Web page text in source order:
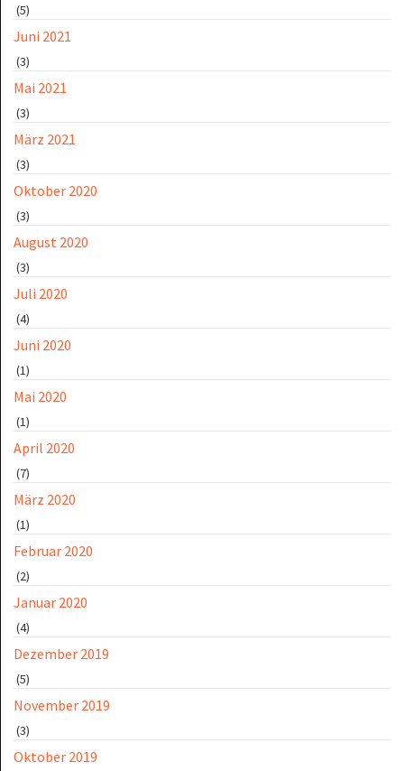
(5)
Juni 2021
(3)
Mai 2021
(3)
März 2021
(3)
Oktober 2020
(3)
August 2020
(3)
Juli 2020
(4)
Juni 2020
(1)
Mai 2020
(1)
April 2020
(7)
März 2020
(1)
Februar 2020
(2)
Januar 2020
(4)
Dezember 2019
(5)
November 2019
(3)
Oktober 2019